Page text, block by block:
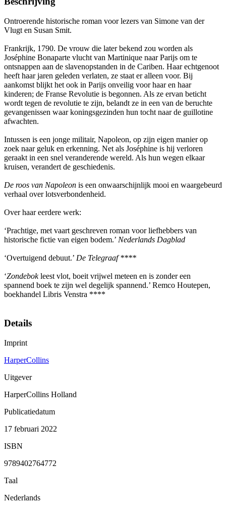
Ontroerende historische roman voor lezers van Simone van der
Vlugt en Susan Smit.
Frankrijk, 1790. De vrouw die later bekend zou worden als
Joséphine Bonaparte vlucht van Martinique naar Parijs om te
ontsnappen aan de slavenopstanden in de Cariben. Haar echtgenoot
heeft haar jaren geleden verlaten, ze staat er alleen voor. Bij
aankomst blijkt het ook in Parijs onveilig voor haar en haar
kinderen; de Franse Revolutie is begonnen. Als ze ervan beticht
wordt tegen de revolutie te zijn, belandt ze in een van de beruchte
gevangenissen waar koningsgezinden hun tocht naar de guillotine
afwachten.
Intussen is een jonge militair, Napoleon, op zijn eigen manier op
zoek naar geluk en erkenning. Net als Joséphine is hij verloren
geraakt in een snel veranderende wereld. Als hun wegen elkaar
kruisen, verandert de geschiedenis.
De roos van Napoleon is een onwaarschijnlijk mooi en waargebeurd
verhaal over lotsverbondenheid.
Over haar eerdere werk:
‘Prachtige, met vaart geschreven roman voor liefhebbers van
historische fictie van eigen bodem.’ Nederlands Dagblad
‘Overtuigend debuut.’ De Telegraaf ****
‘Zondebokleest vlot, boeit vrijwel meteen en is zonder een
spannend boek te zijn wel degelijk spannend.’ Remco Houtepen,
boekhandel Libris Venstra ****
Details
Imprint
HarperCollins
Uitgever
HarperCollins Holland
Publicatiedatum
17 februari 2022
ISBN
9789402764772
Taal
Nederlands